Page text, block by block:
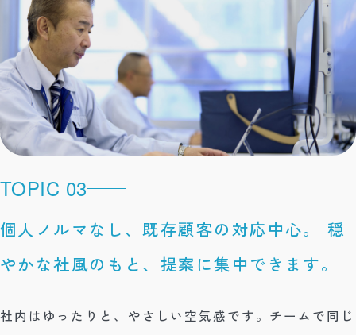
TOPIC 03
個人ノルマなし、既存顧客の対応中心。
穏
やかな社風のもと、提案に集中できます。
社内はゆったりと、やさしい空気感です。チームで同じ